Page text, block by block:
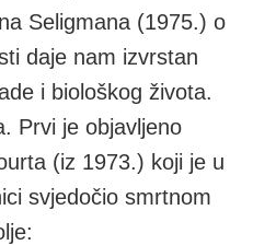
Seligmana (1975.) o
daje nam izvrstan
i biološkog života.
Prvi je objavljeno
(iz 1973.) koji je u
svjedočio smrtnom